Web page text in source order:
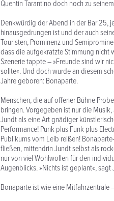
Quentin Tarantino doch noch zu
Denkwürdig der Abend in der Bar 25,
hinausgedrungen ist und der auch
Touristen, Prominenz und
dass die aufgekratzte Stimmung nicht
Szenerie tappte – »Freunde sind wir
sollte«. Und doch wurde an diesem
Jahre geboren: Bonaparte.
Menschen, die auf offener Bühne
bringen. Vorgegeben ist nur die
Jundt als eine Art gnädiger
Performance! Punk plus Funk plus
Publikums vom Leib reißen!
fließen, mittendrin Jundt selbst als
nur von viel Wohlwollen für den
Augenblicks. »Nichts ist geplant«, sagt
Bonaparte ist wie eine Mitfahrzentrale